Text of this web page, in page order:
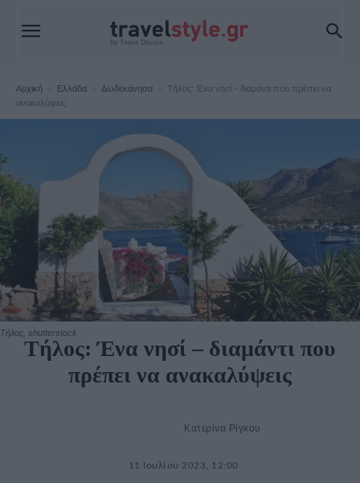
Αρχική Ελλάδα Δωδεκάνησα
Τήλος: Ένα νησί - διαμάντι που πρέπει να
ανακαλύψεις
Τήλος, shutterstock
Δωδεκάνησα
Τήλος: Ένα νησί – διαμάντι που
πρέπει να ανακαλύψεις
Κατερίνα Ρίγκου
11 Ιουλίου 2023, 12:00